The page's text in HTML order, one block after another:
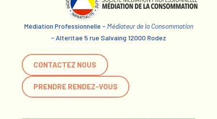
Médiation Professionnelle - Médiateur de la Consommation
- Alteritae 5 rue Salvaing 12000 Rodez
CONTACTEZ NOUS
PRENDRE RENDEZ-VOUS